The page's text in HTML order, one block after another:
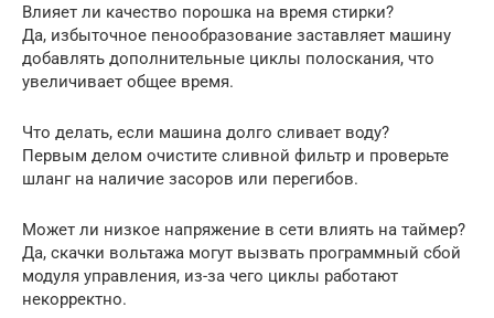
Влияет ли качество порошка на время стирки?
Да, избыточное пенообразование заставляет машину
добавлять дополнительные циклы полоскания, что
увеличивает общее время.
Что делать, если машина долго сливает воду?
Первым делом очистите сливной фильтр и проверьте
шланг на наличие засоров или перегибов.
Может ли низкое напряжение в сети влиять на таймер?
Да, скачки вольтажа могут вызвать программный сбой
модуля управления, из-за чего циклы работают
некорректно.